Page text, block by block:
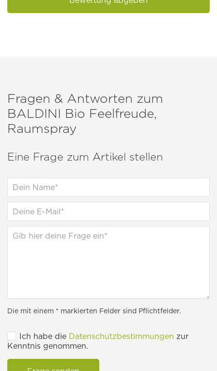
Fragen & Antworten zum
BALDINI Bio Feelfreude,
Raumspray
Eine Frage zum Artikel stellen
Die mit einem * markierten Felder sind Pflichtfelder.
Ich habe die Datenschutzbestimmungen zur
Kenntnis genommen.